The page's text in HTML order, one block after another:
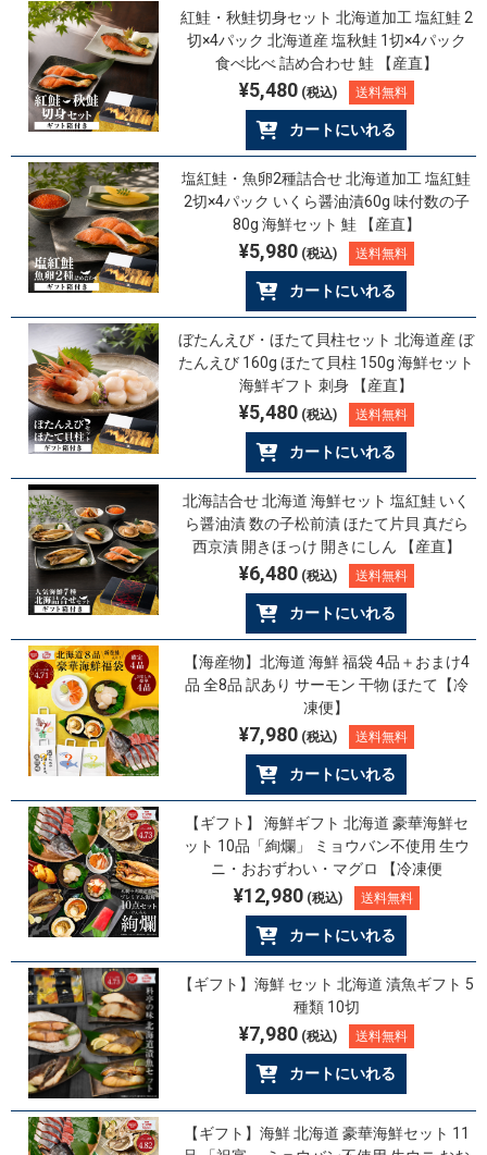
紅鮭・秋鮭切身セット 北海道加工 塩紅鮭 2
切×4パック 北海道産 塩秋鮭 1切×4パック
食べ比べ 詰め合わせ 鮭 【産直】
¥5,480(税込) 送料無料
カートにいれる
塩紅鮭・魚卵2種詰合せ 北海道加工 塩紅鮭
2切×4パック いくら醤油漬60g 味付数の子
80g 海鮮セット 鮭 【産直】
¥5,980(税込) 送料無料
カートにいれる
ぼたんえび・ほたて貝柱セット 北海道産 ぼ
たんえび 160g ほたて貝柱 150g 海鮮セット
海鮮ギフト 刺身 【産直】
¥5,480(税込) 送料無料
カートにいれる
北海詰合せ 北海道 海鮮セット 塩紅鮭 いく
ら醤油漬 数の子松前漬 ほたて片貝 真だら
西京漬 開きほっけ 開きにしん 【産直】
¥6,480(税込) 送料無料
カートにいれる
【海産物】北海道 海鮮 福袋 4品＋おまけ4
品 全8品 訳あり サーモン 干物 ほたて【冷
凍便】
¥7,980(税込) 送料無料
カートにいれる
【ギフト】 海鮮ギフト 北海道 豪華海鮮セ
ット 10品「絢爛」 ミョウバン不使用 生ウ
ニ・おおずわい・マグロ 【冷凍便
¥12,980(税込) 送料無料
カートにいれる
【ギフト】海鮮 セット 北海道 漬魚ギフト 5
種類 10切
¥7,980(税込) 送料無料
カートにいれる
【ギフト】海鮮 北海道 豪華海鮮セット 11